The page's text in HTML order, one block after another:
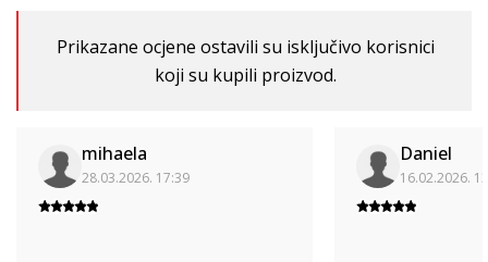
Prikazane ocjene ostavili su isključivo korisnici
koji su kupili proizvod.
mihaela
28.03.2026. 17:39
Daniel
16.02.2026.